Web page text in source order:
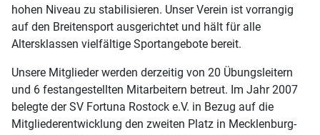
hohen Niveau zu stabilisieren. Unser Verein ist vorrangig
auf den Breitensport ausgerichtet und hält für alle
Altersklassen vielfältige Sportangebote bereit.
Unsere Mitglieder werden derzeitig von 20 Übungsleitern
und 6 festangestellten Mitarbeitern betreut. Im Jahr 2007
belegte der SV Fortuna Rostock e.V. in Bezug auf die
Mitgliederentwicklung den zweiten Platz in Mecklenburg-